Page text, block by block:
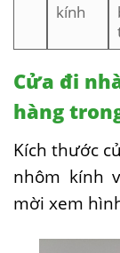
kính
Cửa đi
hàng
Kích thước
nhôm kính
mời xem